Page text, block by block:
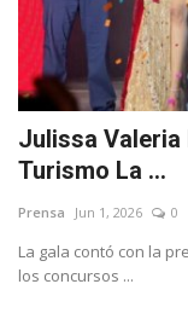
Las 12 Play
Fotos
Empresas
Deportes
Cine y TV
Julissa Valeria
Turismo La ...
Prensa Jun 1, 2026 0
La gala contó con la
los concursos ...